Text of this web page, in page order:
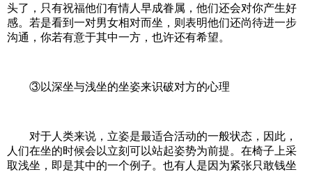
头了，只有祝福他们有情人早成眷属，他们还会对你产生好
感。若是看到一对男女相对而坐，则表明他们还尚待进一步
沟通，你若有意于其中一方，也许还有希望。
③以深坐与浅坐的坐姿来识破对方的心理
对于人类来说，立姿是最适合活动的一般状态，因此，
人们在坐的时候会以立刻可以站起姿势为前提。在椅子上采
取浅坐，即是其中的一个例子。也有人是因为紧张只敢钱坐